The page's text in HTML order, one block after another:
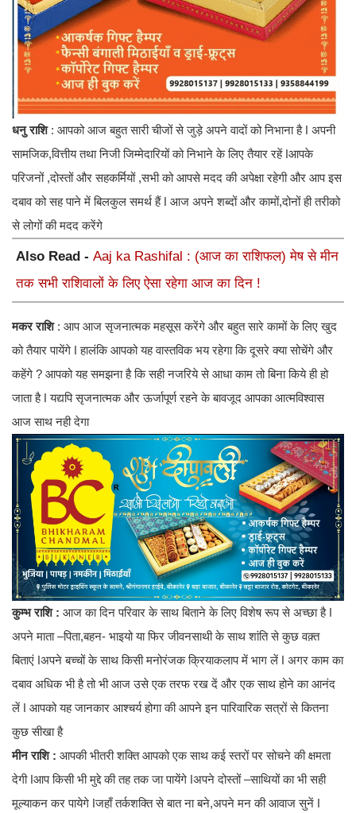
धनु राशि : आपको आज बहुत सारी चीजों से जुड़े अपने वादों को निभाना है ǀ अपनी
सामजिक,वित्तीय तथा निजी जिम्मेदारियों को निभाने के लिए तैयार रहें ǀआपके
परिजनों ,दोस्तों और सहकर्मियों ,सभी को आपसे मदद की अपेक्षा रहेगी और आप इस
दबाव को सह पाने में बिलकुल समर्थ हैं ǀ आज अपने शब्दों और कामों,दोनों ही तरीको
से लोगों की मदद करेंगे
Also Read - Aaj ka Rashifal : (आज का राशिफल) मेष से मीन
तक सभी राशिवालों के लिए ऐसा रहेगा आज का दिन !
मकर राशि: आप आज सृजनात्मक महसूस करेंगे और बहुत सारे कामों के लिए खुद
को तैयार पायेंगे ǀ हालंकि आपको यह वास्तविक भय रहेगा कि दूसरे क्या सोचेंगे और
कहेंगे ? आपको यह समझना है कि सही नजरिये से आधा काम तो बिना किये ही हो
जाता है ǀ यद्यपि सृजनात्मक और ऊर्जापूर्ण रहने के बावजूद आपका आत्मविश्वास
आज साथ नही देगा
कुम्भ राशि : आज का दिन परिवार के साथ बिताने के लिए विशेष रूप से अच्छा है ǀ
अपने माता –पिता,बहन- भाइयो या फिर जीवनसाथी के साथ शांति से कुछ वक़्त
बिताएं ǀअपने बच्चों के साथ किसी मनोरंजक क्रियाकलाप में भाग लें ǀ अगर काम का
दबाव अधिक भी है तो भी आज उसे एक तरफ रख दें और एक साथ होने का आनंद
लें ǀ आपको यह जानकार आश्चर्य होगा की आपने इन पारिवारिक सत्रों से कितना
कुछ सीखा है
मीन राशि : आपकी भीतरी शक्ति आपको एक साथ कई स्तरों पर सोचने की क्षमता
देगी ǀआप किसी भी मुद्दे की तह तक जा पायेंगे ǀअपने दोस्तों –साथियों का भी सही
मूल्याकन कर पायेगे ǀजहाँ तर्कशक्ति से बात ना बने,अपने मन की आवाज सुनें ǀ